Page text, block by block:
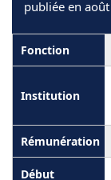
publiée en